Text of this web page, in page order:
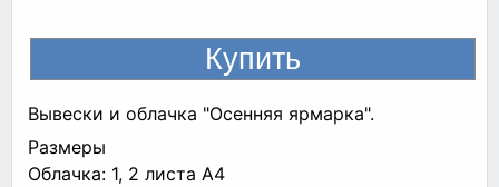
Вывески и облачка "Осенняя ярмарка".
Размеры
Облачка: 1, 2 листа А4